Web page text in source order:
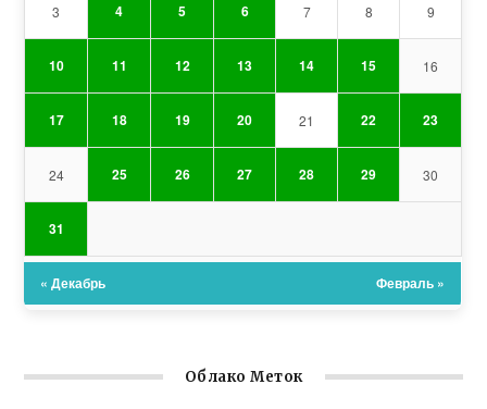
3 4 5 6 7 8 9
10 11 12 13 14 15 16
17 18 19 20 21 22 23
24 25 26 27 28 29 30
31
« Декабрь Февраль »
Облако Меток